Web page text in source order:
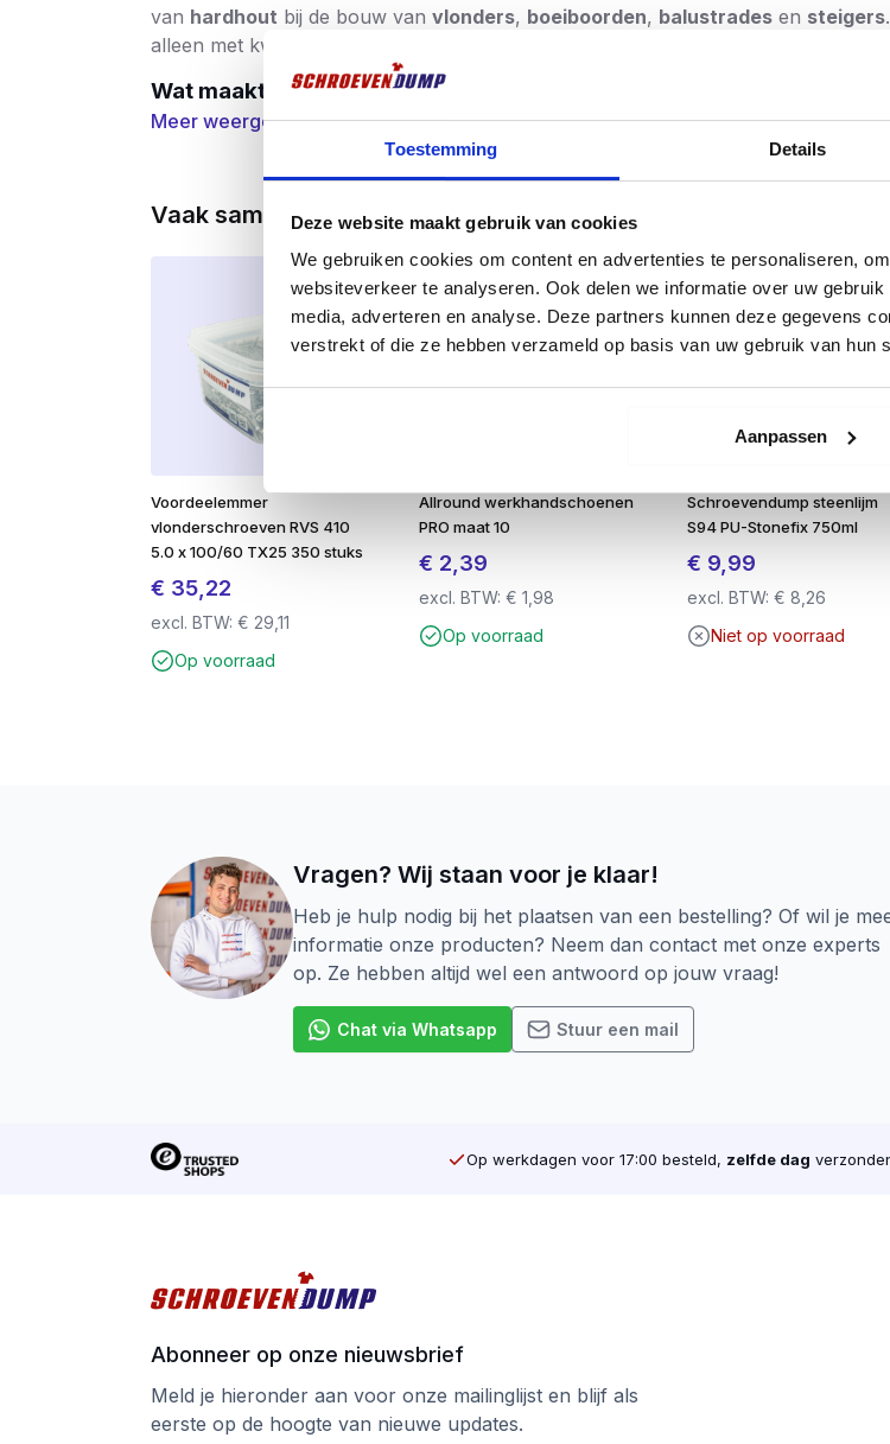
Toestemming Details
Deze website maakt gebruik van cookies
We gebruiken cookies om content en advertenties te personaliseren,
websiteverkeer te analyseren. Ook delen we informatie over uw
media, adverteren en analyse. Deze partners kunnen deze gegevens
verstrekt of die ze hebben verzameld op basis van uw gebruik van hun
Aanpassen
van hardhout bij de bouw van vlonders, boeiboorden, balustradesen steigers
alleen met kwaliteit willen werken.
Wat maakt Schroevendump vlonderschroeven uniek?
Deze schroeven zijn gemaakt vanhoogwaardig roestvast staal AISI 410. Deze
traditioneel RVS, wat een groot voordeel biedt:
geen breekrisico, zelfs bij intensieve belasting. Waar hardere schroeven
ideaal bij toepassingen met natuurlijke werking of temperatuurschommelingen.
Technische voordelen op een rij:
Materiaal:RVS AISI 410 – sterk en flexibel
Voorsnijpunt:Schroeven zonder splijten – voorboren meestal niet nodig
Schachtribben:Minder druk op hout en schroef – langere levensduur van
Torx-aandrijving (TX):
Betere grip op het gereedschap, minder slippen of
Let op: Bij verwerking in hardhout adviseren wij om voor te
met
afwerking.
🛠Toepassingen:
✔ Vlonderplanken
✔ Boeiboorden
✔ Steigers
✔ Balustrades
Bestand tegen de elementen
Professionele kwaliteit voor een eerlijke prijs
Eenvoudige montage met Torx
Geef jouw project de stevigheid en uitstraling die het verdient.
Bestel nu Schroevendump vlonderschroeven en ervaar zelf het verschil!
Meer weergeven
Vaak samen gekocht
Voordeelemmer
vlonderschroeven RVS 410
5.0 x 100/60 TX25 350 stuks
€ 35,22
excl. BTW: € 29,11
Op voorraad
Allround werkhandschoenen
PRO maat 10
€ 2,39
excl. BTW:€ 1,98
Op voorraad
Schroevendump steenlijm
S94 PU-Stonefix 750ml
€ 9,99
excl. BTW:€ 8,26
Niet op voorraad
Vragen? Wij staan voor je klaar!
Heb je hulp nodig bij het plaatsen van een bestelling? Of wil je
informatie onze producten? Neem dan contact met onze experts
op. Ze hebben altijd wel een antwoord op jouw vraag!
Chat via Whatsapp Stuur een mail
Op werkdagen voor 17:00 besteld, zelfde dag
Abonneer op onze nieuwsbrief
Meld je hieronder aan voor onze mailinglijst en blijf als
eerste op de hoogte van nieuwe updates.